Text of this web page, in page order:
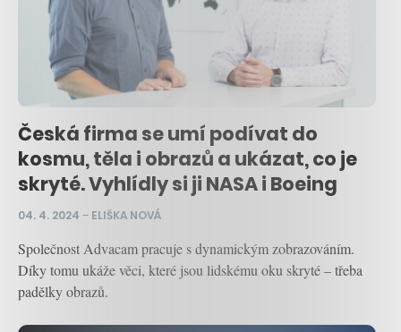
Česká firma se umí podívat do
kosmu, těla i obrazů a ukázat, co je
skryté. Vyhlídly si ji NASA i Boeing
04. 4. 2024 – ELIŠKA NOVÁ
Společnost Advacam pracuje s dynamickým zobrazováním.
Díky tomu ukáže věci, které jsou lidskému oku skryté – třeba
padělky obrazů.